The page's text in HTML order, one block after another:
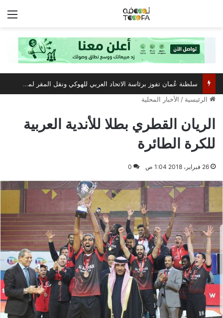
الرئيسية / الأخبار المحلية
الريان القطري بطلا للأندية العربية
للكرة الطائرة
26 فبراير، 2018 1:04 ص 0